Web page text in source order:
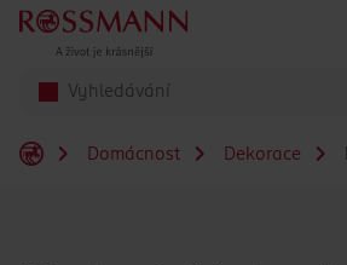
Přeskočit na hlavmní obsah
Domácnost Dekorace